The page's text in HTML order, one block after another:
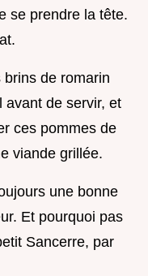
se prendre la tête.
de romarin
avant de servir, et
ces pommes de
viande grillée.
une bonne
Et pourquoi pas
Sancerre, par